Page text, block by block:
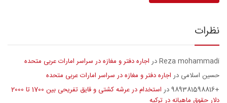
نظرات
Reza mohammadiدر اجاره دفتر و مغازه در سراسر امارات عربی متحده
حسین اسلامی در اجاره دفتر و مغازه در سراسر امارات عربی متحده
+989381598816
در
استخدام در عرشه کشتی و قایق تفریحی بین 1700 تا 2000
دلار حقوق ماهیانه در ترکیه